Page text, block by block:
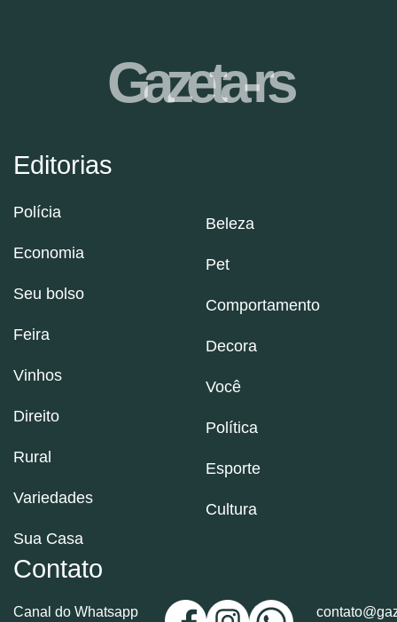
Editorias
Polícia
Economia
Seu bolso
Feira
Vinhos
Direito
Rural
Variedades
Sua Casa
Beleza
Pet
Comportamento
Decora
Você
Política
Esporte
Cultura
Contato
Canal do Whatsapp
Gazeta-rs